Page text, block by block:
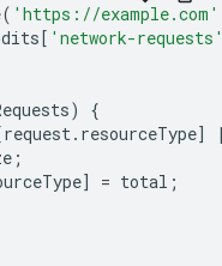
( 'https://example.com'
[ 'network-
)
{
request . resourceType]
;
] = total ;